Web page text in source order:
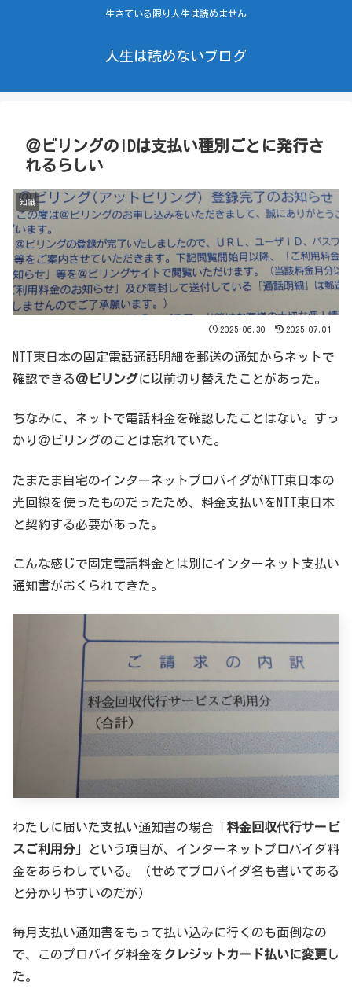
生きている限り人生は読めません
人生は読めないブログ
＠ビリングのIDは支払い種別ごとに発行さ
れるらしい
知識
2025.06.30 2025.07.01
NTT東日本の固定電話通話明細を郵送の通知からネットで
確認できる＠ビリングに以前切り替えたことがあった。
ちなみに、ネットで電話料金を確認したことはない。すっ
かり＠ビリングのことは忘れていた。
たまたま自宅のインターネットプロバイダがNTT東日本の
光回線を使ったものだったため、料金支払いをNTT東日本
と契約する必要があった。
こんな感じで固定電話料金とは別にインターネット支払い
通知書がおくられてきた。
わたしに届いた支払い通知書の場合「料金回収代行サービ
スご利用分 」という項目が、インターネットプロバイダ料
金をあらわしている。（せめてプロバイダ名も書いてある
と分かりやすいのだが）
毎月支払い通知書をもって払い込みに行くのも面倒なの
で、このプロバイダ料金をクレジットカード払いに変更し
た。